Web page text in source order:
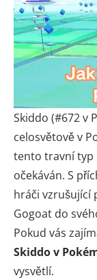
Skiddo (#672 v
celosvětově v
tento travní typ
očekáván. S
hráči vzrušující
Gogoat do
Pokud vás
Skiddo v
vysvětlí.